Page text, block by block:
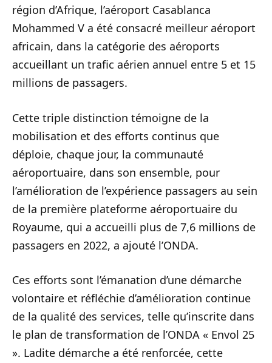
région d’Afrique, l’aéroport Casablanca
Mohammed V a été consacré meilleur aéroport
africain, dans la catégorie des aéroports
accueillant un trafic aérien annuel entre 5 et 15
millions de passagers.
Cette triple distinction témoigne de la
mobilisation et des efforts continus que
déploie, chaque jour, la communauté
aéroportuaire, dans son ensemble, pour
l’amélioration de l’expérience passagers au sein
de la première plateforme aéroportuaire du
Royaume, qui a accueilli plus de 7,6 millions de
passagers en 2022, a ajouté l’ONDA.
Ces efforts sont l’émanation d’une démarche
volontaire et réfléchie d’amélioration continue
de la qualité des services, telle qu’inscrite dans
le plan de transformation de l’ONDA « Envol 25
». Ladite démarche a été renforcée, cette